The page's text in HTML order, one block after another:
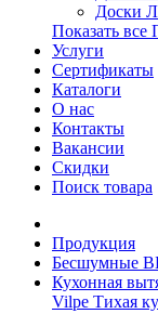
Доски
Показать все
Услуги
Сертификаты
Каталоги
О нас
Контакты
Вакансии
Скидки
Поиск товара
Продукция
Бесшумные
Кухонная
Vilpe Тихая